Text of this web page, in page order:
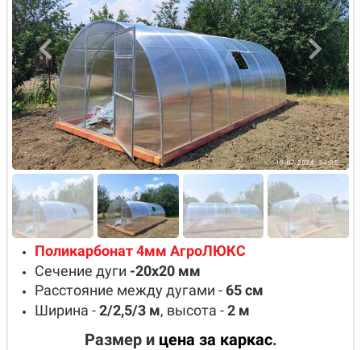
Поликарбонат 4мм АгроЛЮКС
Сечение дуги -20х20 мм
Расстояние между дугами -65см
Ширина -2/2,5/3 м, высота -2 м
Размер и цена за каркас.